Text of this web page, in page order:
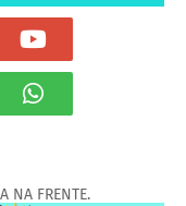
NA FRENTE.